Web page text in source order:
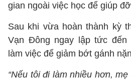
gian ngoài việc học để giúp
Sau khi vừa hoàn thành kỳ
Vạn Đông ngay lập tức
làm việc để giảm bớt gánh
“Nếu tôi đi làm nhiều hơn,